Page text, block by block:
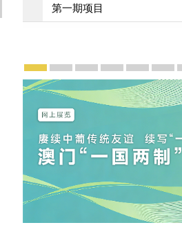
第一期项目
宣传及推广
赓续中葡传统友谊 续写“
澳门名片集
行政长官岑浩辉
施政特写
澳门特
横